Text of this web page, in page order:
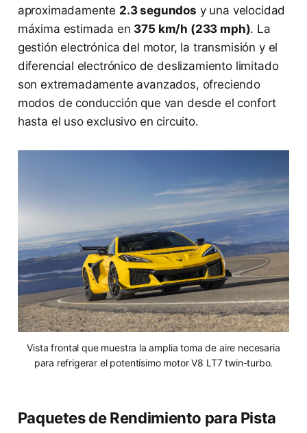
aproximadamente 2.3 segundos y una velocidad
máxima estimada en 375 km/h (233 mph). La
gestión electrónica del motor, la transmisión y el
diferencial electrónico de deslizamiento limitado
son extremadamente avanzados, ofreciendo
modos de conducción que van desde el confort
hasta el uso exclusivo en circuito.
Vista frontal que muestra la amplia toma de aire necesaria
para refrigerar el potentísimo motor V8 LT7 twin-turbo.
Paquetes de Rendimiento para Pista